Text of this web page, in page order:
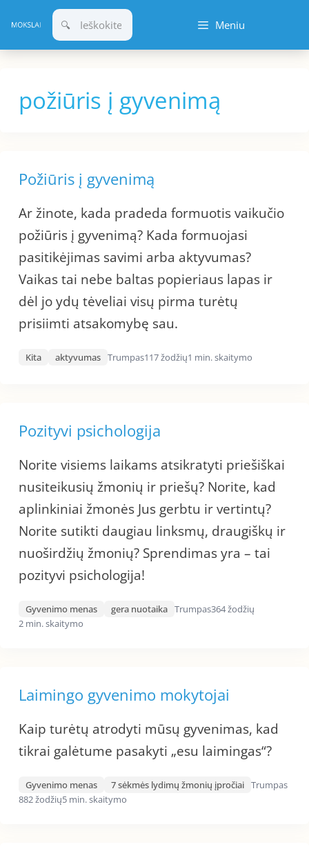
prie
turinio
Meniu
požiūris į gyvenimą
Požiūris į gyvenimą
Ar žinote, kada pradeda formuotis vaikučio
požiūris į gyvenimą? Kada formuojasi
pasitikėjimas savimi arba aktyvumas?
Vaikas tai nebe baltas popieriaus lapas ir
dėl jo ydų tėveliai visų pirma turėtų
prisiimti atsakomybę sau.
Kita aktyvumas Trumpas117 žodžių1 min. skaitymo
Pozityvi psichologija
Norite visiems laikams atsikratyti priešiškai
nusiteikusių žmonių ir priešų? Norite, kad
aplinkiniai žmonės Jus gerbtu ir vertintų?
Norite sutikti daugiau linksmų, draugiškų ir
nuoširdžių žmonių? Sprendimas yra – tai
pozityvi psichologija!
Gyvenimo menas gera nuotaika Trumpas364 žodžių
2 min. skaitymo
Laimingo gyvenimo mokytojai
Kaip turėtų atrodyti mūsų gyvenimas, kad
tikrai galėtume pasakyti „esu laimingas“?
Gyvenimo menas 7 sėkmės lydimų žmonių įpročiai Trumpas
882 žodžių5 min. skaitymo